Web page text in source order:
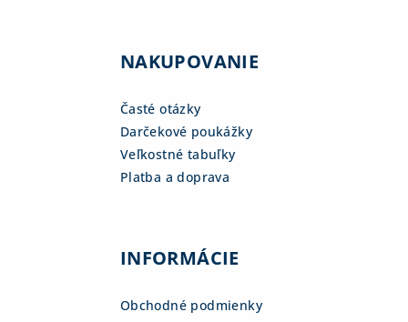
NAKUPOVANIE
Časté otázky
Darčekové poukážky
Veľkostné tabuľky
Platba a doprava
INFORMÁCIE
Obchodné podmienky